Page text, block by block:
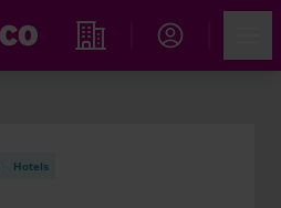
Immobiliensuche
Hotels